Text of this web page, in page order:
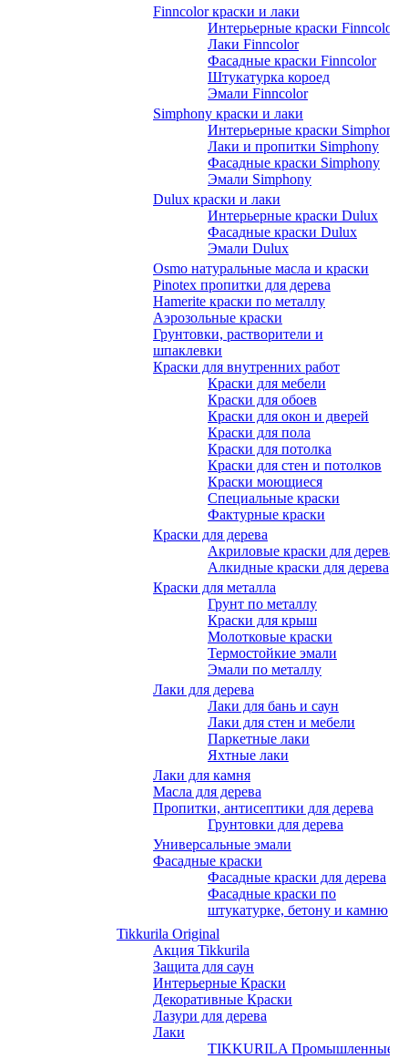
Finncolor краски и лаки
Интерьерные краски Finncolor
Лаки Finncolor
Фасадные краски Finncolor
Штукатурка короед
Эмали Finncolor
Simphony краски и лаки
Интерьерные краски Simphony
Лаки и пропитки Simphony
Фасадные краски Simphony
Эмали Simphony
Dulux краски и лаки
Интерьерные краски Dulux
Фасадные краски Dulux
Эмали Dulux
Osmo натуральные масла и краски
Pinotex пропитки для дерева
Hamerite краски по металлу
Аэрозольные краски
Грунтовки, растворители и
шпаклевки
Краски для внутренних работ
Краски для мебели
Краски для обоев
Краски для окон и дверей
Краски для пола
Краски для потолка
Краски для стен и потолков
Краски моющиеся
Специальные краски
Фактурные краски
Краски для дерева
Акриловые краски для дерева
Алкидные краски для дерева
Краски для металла
Грунт по металлу
Краски для крыш
Молотковые краски
Термостойкие эмали
Эмали по металлу
Лаки для дерева
Лаки для бань и саун
Лаки для стен и мебели
Паркетные лаки
Яхтные лаки
Лаки для камня
Масла для дерева
Пропитки, антисептики для дерева
Грунтовки для дерева
Универсальные эмали
Фасадные краски
Фасадные краски для дерева
Фасадные краски по
штукатурке, бетону и камню
Tikkurila Original
Акция Tikkurila
Защита для саун
Интерьерные Краски
Декоративные Краски
Лазури для дерева
Лаки
TIKKURILA Промышленные